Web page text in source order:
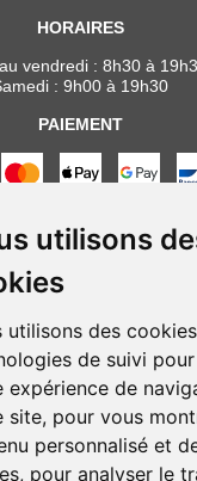
utilisons
utilisons des
de suivi
expérience de
site, pour vous
personnalisé et
pour analyser le
HORAIRES
vendredi : 8h30 à
: 9h00 à 19h30
PAIEMENT
NOUS SUIVRE